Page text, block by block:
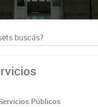
Públicos